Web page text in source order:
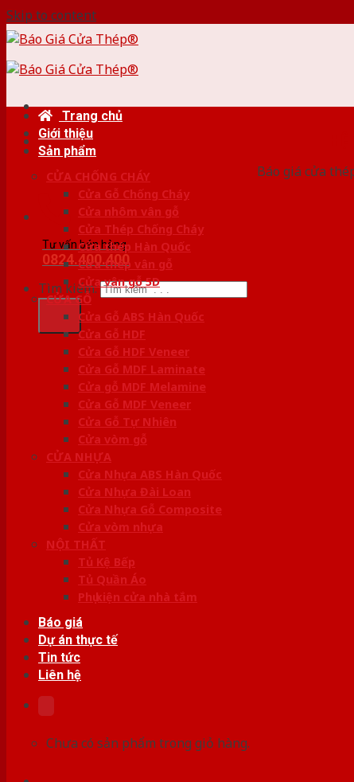
Skip to content
Báo giá cửa
Tư vấn bán hàng
0824.400.400
Tìm kiếm:
Trang chủ
Giới thiệu
Sản phẩm
CỬA CHỐNG CHÁY
Cửa Gỗ Chống Cháy
Cửa nhôm vân gỗ
Cửa Thép Chống Cháy
Cửa thép Hàn Quốc
Cửa thép vân gỗ
Cửa vân gỗ 5D
CỬA GỖ
Cửa Gỗ ABS Hàn Quốc
Cửa Gỗ HDF
Cửa Gỗ HDF Veneer
Cửa Gỗ MDF Laminate
Cửa gỗ MDF Melamine
Cửa Gỗ MDF Veneer
Cửa Gỗ Tự Nhiên
Cửa vòm gỗ
CỬA NHỰA
Cửa Nhựa ABS Hàn Quốc
Cửa Nhựa Đài Loan
Cửa Nhựa Gỗ Composite
Cửa vòm nhựa
NỘI THẤT
Tủ Kệ Bếp
Tủ Quần Áo
Phụ kiện cửa nhà tắm
Báo giá
Dự án thực tế
Tin tức
Liên hệ
Chưa có sản phẩm trong giỏ hàng.